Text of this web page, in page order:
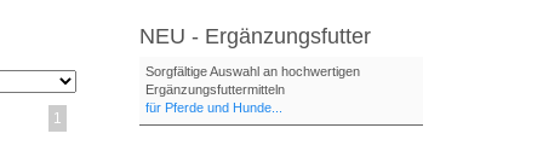
1
NEU - Ergänzungsfutter
Sorgfältige Auswahl an hochwertigen
Ergänzungsfuttermitteln
für Pferde und Hunde...